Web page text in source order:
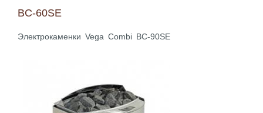
BC-60SE
Электрокаменки Vega Combi BC-90SE